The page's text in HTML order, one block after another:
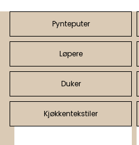
Pynteputer
Løpere
Duker
Kjøkkentekstiler